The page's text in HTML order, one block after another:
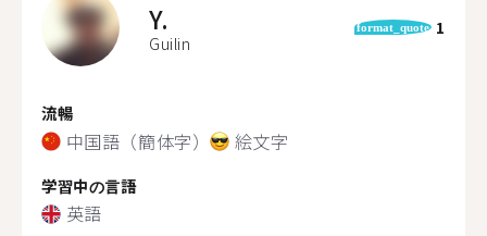
Y.
Guilin
format_quote 1
流暢
中国語（簡体字） 絵文字
学習中の言語
英語